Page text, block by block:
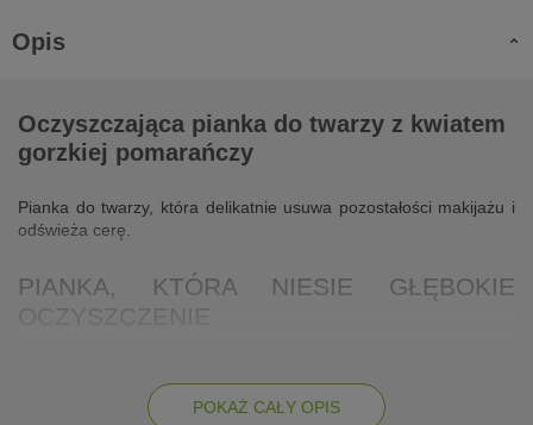
Opis
Oczyszczająca pianka do twarzy z kwiatem
gorzkiej pomarańczy
Pianka do twarzy, która delikatnie usuwa pozostałości makijażu i
odświeża cerę.
PIANKA, KTÓRA NIESIE GŁĘBOKIE
przyjemną konsystencję.Przy aplikacji uwalnia się piękny
zapach pomarańczy, który pobudza i dodaje energii.
POKAŻ CAŁY OPIS